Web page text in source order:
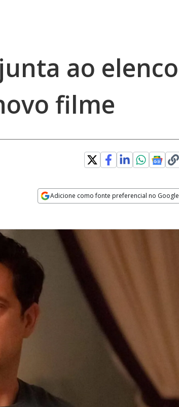
ao elenco
filme
Adicione como fonte preferencial no Google